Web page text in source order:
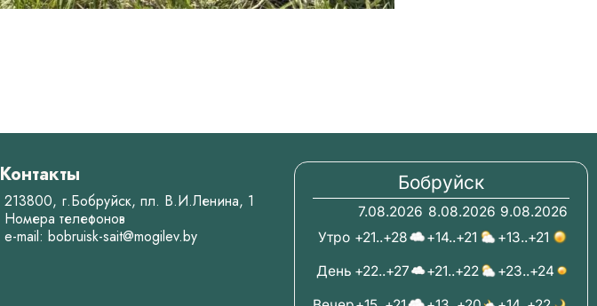
Контакты
213800, г.Бобруйск, пл. В.И.Ленина, 1
Номера телефонов
e-mail: bobruisk-sait@mogilev.by
Бобруйск
7.08.2026
+21..+28
+22..+27
8.08.2026
+14..+21
+21..+22
9.08.2026
+13..+21
+23..+24
День
Утро